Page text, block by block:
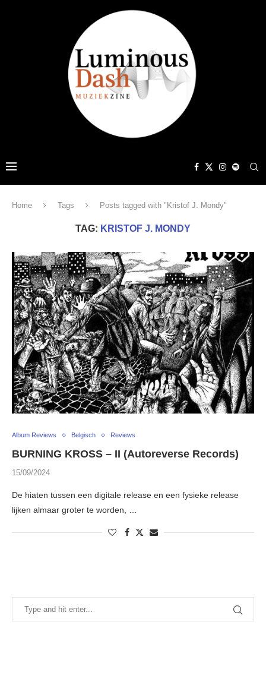
Home Tags Posts tagged with "Kristof J. Mondy"
TAG: KRISTOF J. MONDY
Album Reviews Belgisch Reviews
BURNING KROSS – II (Autoreverse Records)
15/09/2024
De hiaten tussen een digitale release en een fysieke release
lijken almaar groter te worden, …